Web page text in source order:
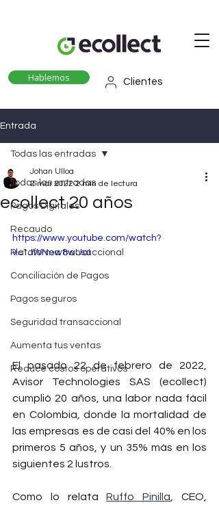
Clientes
Hablemos
Entrada
Todas las entradas
Pagos Digitales
Recaudo
Plataforma transaccional
Conciliación de Pagos
Pagos seguros
Seguridad transaccional
Aumenta tus ventas
Reduce costos operativos
Todas las entradas
ecollect 20 años
Johan Ulloa
2 mar 2022 2 min de lectura
https://www.youtube.com/watch?
v=1JWNew8wUaI
El pasado 22 de febrero de 2022,
Avisor Technologies SAS (ecollect)
cumplió 20 años, una labor nada fácil
en Colombia, donde la mortalidad de
las empresas es de casi del 40% en los
primeros 5 años, y un 35% más en los
siguientes 2 lustros.
Como lo relata Ruffo Pinilla , CEO,